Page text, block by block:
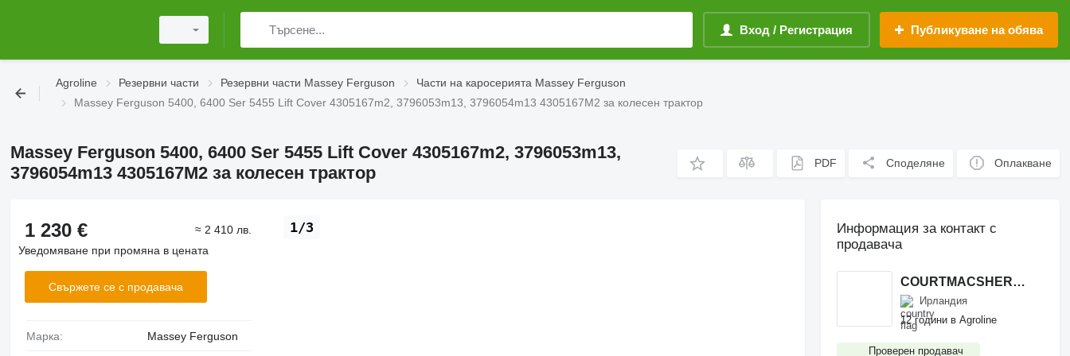
Вход / Регистрация Публикуване на обява
Agroline Резервни части Резервни части Massey Ferguson
Части на каросерията Massey Ferguson
Massey Ferguson 5400, 6400 Ser 5455 Lift Cover 4305167m2, 3796053m13, 3796054m13 4305167M2 за колесен трактор
Massey Ferguson 5400, 6400 Ser 5455 Lift Cover 4305167m2, 3796053m13,
3796054m13 4305167M2 за колесен трактор
PDF Споделяне Оплакване
1/3
1 230 €
≈ 2 410 лв.
Уведомяване при промяна в цената
Свържете се с продавача
Марка: Massey Ferguson
Информация за контакт с
продавача
COURTMACSHERRY MACHINERY LTD
Ирландия
12 години в Agroline
Проверен продавач